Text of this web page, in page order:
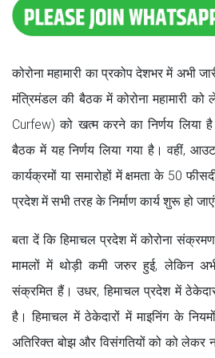
कोरोना महामारी का प्रकोप देशभर में अभी
मंत्रिमंडल की बैठक में कोरोना महामारी
Curfew) को खत्म करने का निर्णय लिया
बैठक में यह निर्णय लिया गया है। वहीं,
कार्यक्रमों या समारोहों में क्षमता के 50
प्रदेश में सभी तरह के निर्माण कार्य शुरू हो
बता दें कि हिमाचल प्रदेश में कोरोना
मामलों में थोड़ी कमी जरुर हुई, लेकिन
संक्रमित हैं। उधर, हिमाचल प्रदेश में
है। हिमाचल में ठेकेदारों में माइनिंग के
अतिरिक्त बोझ और विसंगतियों को को लेकर